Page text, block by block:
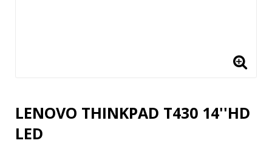
LENOVO THINKPAD T430 14''HD
LED